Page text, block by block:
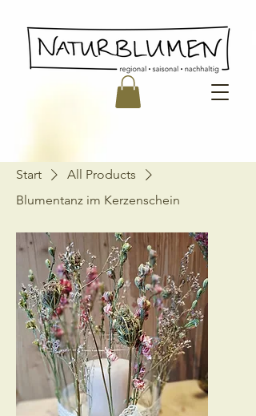
Start
All Products
Blumentanz im Kerzenschein